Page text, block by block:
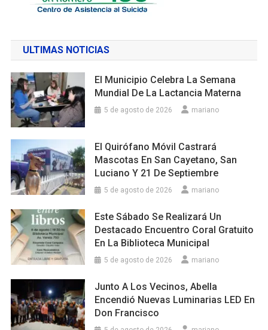
ULTIMAS NOTICIAS
El Municipio Celebra La Semana
Mundial De La Lactancia Materna
5 de agosto de 2026 mariano
El Quirófano Móvil Castrará
Mascotas En San Cayetano, San
Luciano Y 21 De Septiembre
5 de agosto de 2026 mariano
Este Sábado Se Realizará Un
Destacado Encuentro Coral Gratuito
En La Biblioteca Municipal
5 de agosto de 2026 mariano
Junto A Los Vecinos, Abella
Encendió Nuevas Luminarias LED En
Don Francisco